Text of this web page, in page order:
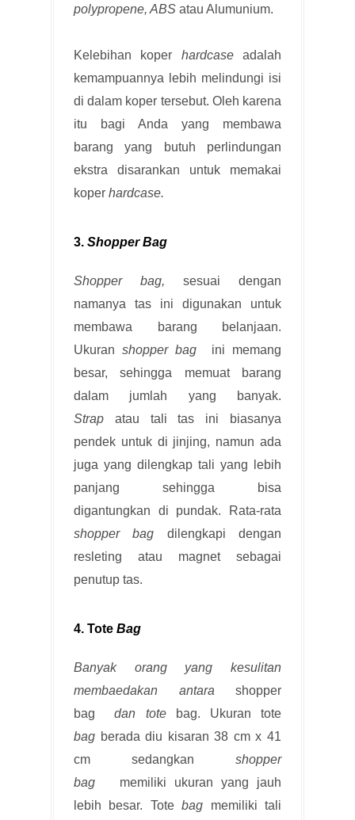
polypropene, ABS atau Alumunium.
Kelebihan koper hardcaseadalah
kemampuannya lebih melindungi isi
di dalam koper tersebut. Oleh karena
itu bagi Anda yang membawa
barang yang butuh perlindungan
ekstra disarankan untuk memakai
koper hardcase.
3. Shopper Bag
Shopper bag, sesuai dengan
namanya tas ini digunakan untuk
membawa barang belanjaan.
Ukuranshopper bag
ini memang
besar, sehingga memuat barang
dalam jumlah yang banyak.
Strap atau tali tas ini biasanya
pendek untuk di jinjing, namun ada
juga yang dilengkap tali yang lebih
panjang sehingga bisa
digantungkan di pundak. Rata-rata
shopper bag dilengkapi dengan
resleting atau magnet sebagai
penutup tas.
4. Tote Bag
Banyak orang yang kesulitan
membaedakan antara shopper
bag
dan tote
bag. Ukuran tote
bag berada diu kisaran 38 cm x 41
cm sedangkan shopper
bag
memiliki ukuran yang jauh
lebih besar. Totebag memiliki tali